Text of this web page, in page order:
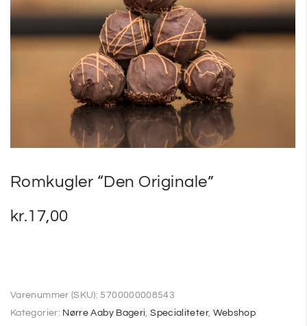
Romkugler “Den Originale”
kr.17,00
Varenummer (SKU): 5700000008543
Kategorier: Nørre Aaby Bageri,Specialiteter, Webshop